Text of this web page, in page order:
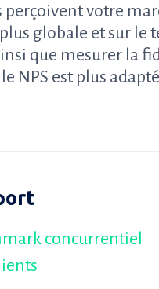
perçoivent votre
globale et sur le
que mesurer la
NPS est plus
concurrentiel